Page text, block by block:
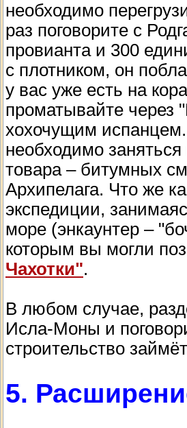
необходимо
раз поговорите с
провианта и 300
с плотником, он
у вас уже есть на
проматывайте через
хохочущим
необходимо
товара – битумных
Архипелага. Что же
экспедиции,
море (энкаунтер –
которым вы могли
Чахотки".
В любом случае,
Исла-Моны и
строительство
5.